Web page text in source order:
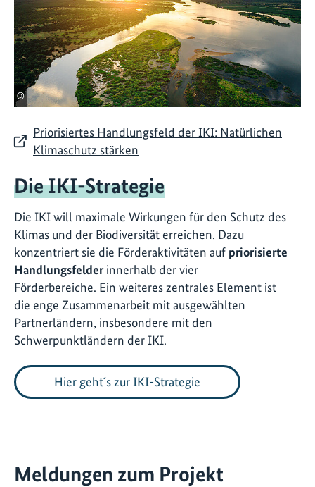
©
Priorisiertes Handlungsfeld der IKI: Natürlichen
Klimaschutz stärken
Die IKI-Strategie
Die IKI will maximale Wirkungen für den Schutz des
Klimas und der Biodiversität erreichen. Dazu
konzentriert sie die Förderaktivitäten auf priorisierte
Handlungsfelderinnerhalb der vier
Förderbereiche. Ein weiteres zentrales Element ist
die enge Zusammenarbeit mit ausgewählten
Partnerländern, insbesondere mit den
Schwerpunktländern der IKI.
Hier geht´s zur IKI-Strategie
Meldungen zum Projekt